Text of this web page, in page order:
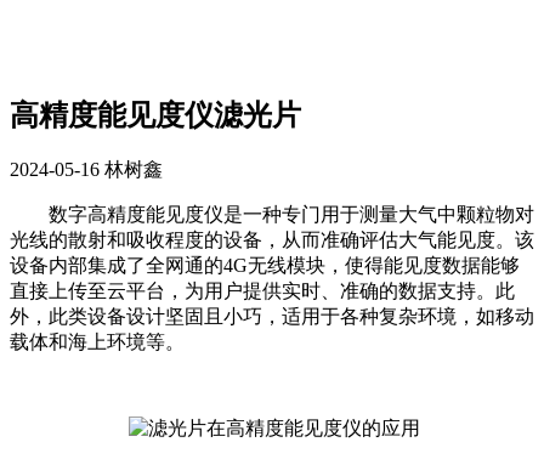
高精度能见度仪滤光片
2024-05-16 林树鑫
数字高精度能见度仪是一种专门用于测量大气中颗粒物对
光线的散射和吸收程度的设备，从而准确评估大气能见度。该
设备内部集成了全网通的4G无线模块，使得能见度数据能够
直接上传至云平台，为用户提供实时、准确的数据支持。此
外，此类设备设计坚固且小巧，适用于各种复杂环境，如移动
载体和海上环境等。